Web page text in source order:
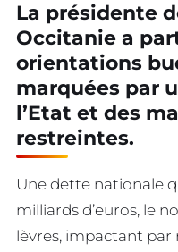
La présidente
Occitanie a
orientations
marquées par
l’Etat et des
restreintes.
Une dette nationale
milliards d’euros, le
lèvres, impactant par